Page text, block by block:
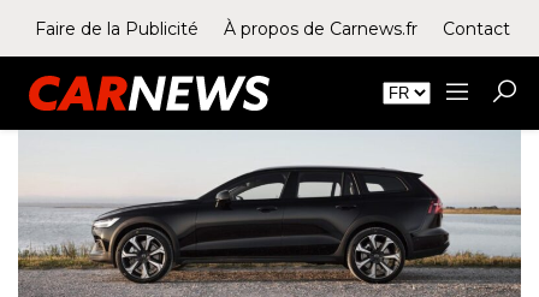
Faire de la Publicité À propos de Carnews.fr Contact